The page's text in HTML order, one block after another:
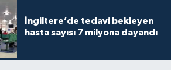
İngiltere’de tedavi bekleyen
hasta sayısı 7 milyona dayandı